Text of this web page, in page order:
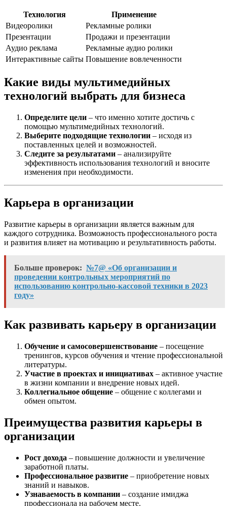
Технология
Применение
Видеоролики
Рекламные ролики
Презентации
Продажи и презентации
Аудио реклама
Рекламные аудио ролики
Интерактивные сайты Повышение вовлеченности
Какие виды мультимедийных
технологий выбрать для бизнеса
Определите цели – что именно хотите достичь с
помощью мультимедийных технологий.
Выберите подходящие технологии – исходя из
поставленных целей и возможностей.
Следите за результатами – анализируйте
эффективность использования технологий и вносите
изменения при необходимости.
Карьера в организации
Развитие карьеры в организации является важным для
каждого сотрудника. Возможность профессионального роста
и развития влияет на мотивацию и результативность работы.
Больше проверок: №7@ «Об организации и
проведении контрольных мероприятий по
использованию контрольно-кассовой техники в 2023
году»
Как развивать карьеру в организации
Обучение и самосовершенствование – посещение
тренингов, курсов обучения и чтение профессиональной
литературы.
Участие в проектах и инициативах – активное участие
в жизни компании и внедрение новых идей.
Коллегиальное общение – общение с коллегами и
обмен опытом.
Преимущества развития карьеры в
организации
Рост дохода – повышение должности и увеличение
заработной платы.
Профессиональное развитие – приобретение новых
знаний и навыков.
Узнаваемость в компании – создание имиджа
профессионала на рабочем месте.